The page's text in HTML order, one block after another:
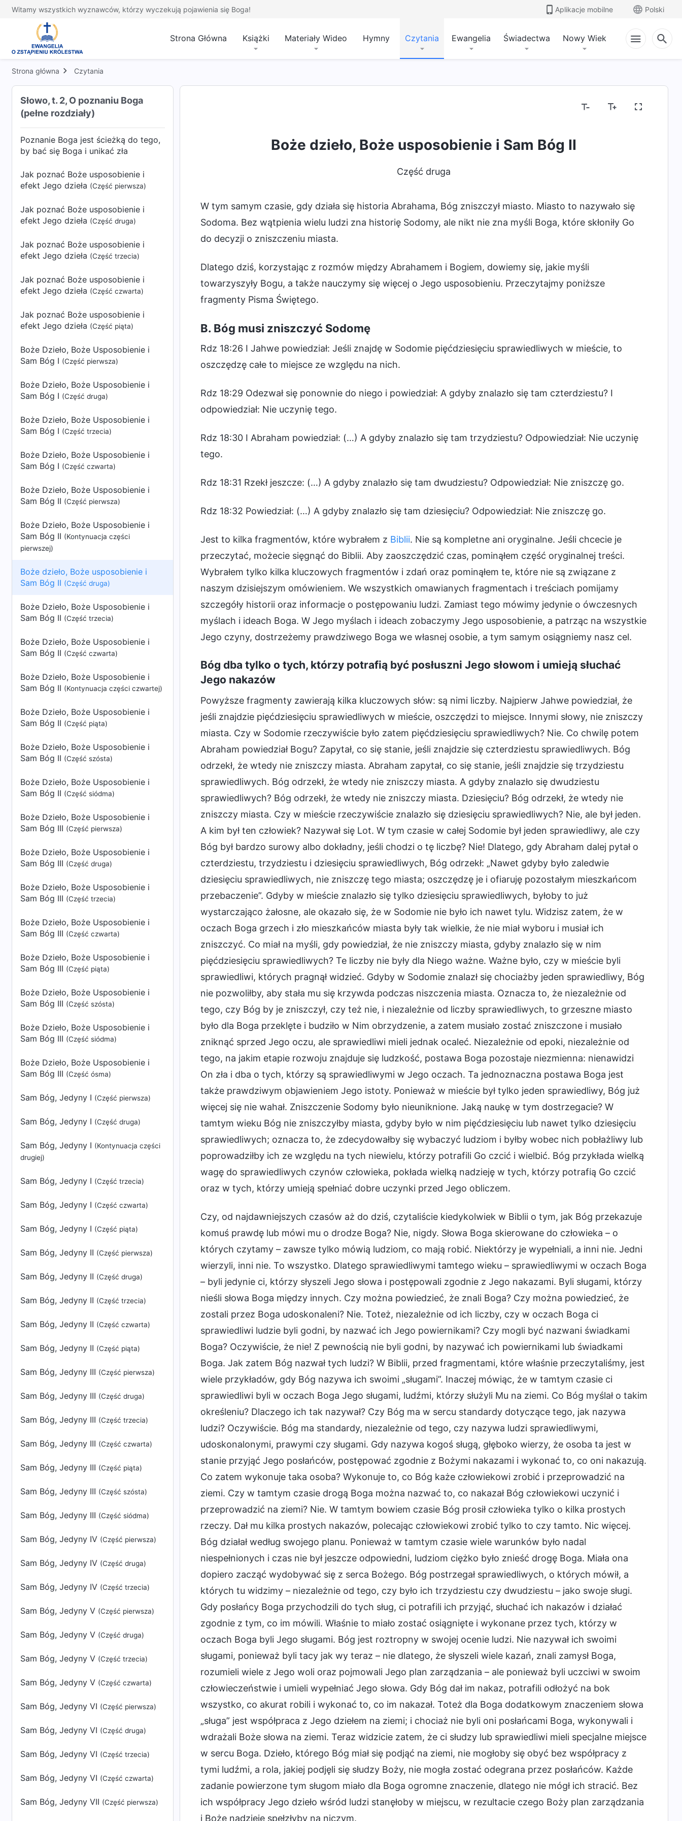
Witamy wszystkich wyznawców, którzy wyczekują pojawienia się Boga! Aplikacje mobilne Polski
Strona Główna Książki Materiały Wideo Hymny Czytania Ewangelia Świadectwa Nowy Wiek
Strona główna Czytania
Słowo, t. 2, O poznaniu Boga
(pełne rozdziały)
Poznanie Boga jest ścieżką do tego,
by bać się Boga i unikać zła
Jak poznać Boże usposobienie i
efekt Jego dzieła (Część pierwsza)
Jak poznać Boże usposobienie i
efekt Jego dzieła (Część druga)
Jak poznać Boże usposobienie i
efekt Jego dzieła (Część trzecia)
Jak poznać Boże usposobienie i
efekt Jego dzieła (Część czwarta)
Jak poznać Boże usposobienie i
efekt Jego dzieła (Część piąta)
Boże Dzieło, Boże Usposobienie i
Sam Bóg I (Część pierwsza)
Boże Dzieło, Boże Usposobienie i
Sam Bóg I (Część druga)
Boże Dzieło, Boże Usposobienie i
Sam Bóg I (Część trzecia)
Boże Dzieło, Boże Usposobienie i
Sam Bóg I (Część czwarta)
Boże Dzieło, Boże Usposobienie i
Sam Bóg II (Część pierwsza)
Boże Dzieło, Boże Usposobienie i
Sam Bóg II (Kontynuacja części
pierwszej)
Boże dzieło, Boże usposobienie i
Sam Bóg II (Część druga)
Boże Dzieło, Boże Usposobienie i
Sam Bóg II (Część trzecia)
Boże Dzieło, Boże Usposobienie i
Sam Bóg II (Część czwarta)
Boże Dzieło, Boże Usposobienie i
Sam Bóg II (Kontynuacja części czwartej)
Boże Dzieło, Boże Usposobienie i
Sam Bóg II (Część piąta)
Boże Dzieło, Boże Usposobienie i
Sam Bóg II (Część szósta)
Boże Dzieło, Boże Usposobienie i
Sam Bóg II (Część siódma)
Boże Dzieło, Boże Usposobienie i
Sam Bóg III (Część pierwsza)
Boże Dzieło, Boże Usposobienie i
Sam Bóg III (Część druga)
Boże Dzieło, Boże Usposobienie i
Sam Bóg III (Część trzecia)
Boże Dzieło, Boże Usposobienie i
Sam Bóg III (Część czwarta)
Boże Dzieło, Boże Usposobienie i
Sam Bóg III (Część piąta)
Boże Dzieło, Boże Usposobienie i
Sam Bóg III (Część szósta)
Boże Dzieło, Boże Usposobienie i
Sam Bóg III (Część siódma)
Boże Dzieło, Boże Usposobienie i
Sam Bóg III (Część ósma)
Sam Bóg, Jedyny I (Część pierwsza)
Sam Bóg, Jedyny I (Część druga)
Sam Bóg, Jedyny I (Kontynuacja części
drugiej)
Sam Bóg, Jedyny I (Część trzecia)
Sam Bóg, Jedyny I (Część czwarta)
Sam Bóg, Jedyny I (Część piąta)
Sam Bóg, Jedyny II (Część pierwsza)
Sam Bóg, Jedyny II (Część druga)
Sam Bóg, Jedyny II (Część trzecia)
Sam Bóg, Jedyny II (Część czwarta)
Sam Bóg, Jedyny II (Część piąta)
Sam Bóg, Jedyny III (Część pierwsza)
Sam Bóg, Jedyny III (Część druga)
Sam Bóg, Jedyny III (Część trzecia)
Sam Bóg, Jedyny III (Część czwarta)
Sam Bóg, Jedyny III (Część piąta)
Sam Bóg, Jedyny III (Część szósta)
Sam Bóg, Jedyny III (Część siódma)
Sam Bóg, Jedyny IV (Część pierwsza)
Sam Bóg, Jedyny IV (Część druga)
Sam Bóg, Jedyny IV (Część trzecia)
Sam Bóg, Jedyny V (Część pierwsza)
Sam Bóg, Jedyny V (Część druga)
Sam Bóg, Jedyny V (Część trzecia)
Sam Bóg, Jedyny V (Część czwarta)
Sam Bóg, Jedyny VI (Część pierwsza)
Sam Bóg, Jedyny VI (Część druga)
Sam Bóg, Jedyny VI (Część trzecia)
Sam Bóg, Jedyny VI (Część czwarta)
Sam Bóg, Jedyny VII (Część pierwsza)
Boże dzieło, Boże usposobienie i Sam Bóg II
Część druga
W tym samym czasie, gdy działa się historia Abrahama, Bóg zniszczył miasto. Miasto to nazywało się
Sodoma. Bez wątpienia wielu ludzi zna historię Sodomy, ale nikt nie zna myśli Boga, które skłoniły Go
do decyzji o zniszczeniu miasta.
Dlatego dziś, korzystając z rozmów między Abrahamem i Bogiem, dowiemy się, jakie myśli
towarzyszyły Bogu, a także nauczymy się więcej o Jego usposobieniu. Przeczytajmy poniższe
fragmenty Pisma Świętego.
B. Bóg musi zniszczyć Sodomę
Rdz 18:26 I Jahwe powiedział: Jeśli znajdę w Sodomie pięćdziesięciu sprawiedliwych w mieście, to
oszczędzę całe to miejsce ze względu na nich.
Rdz 18:29 Odezwał się ponownie do niego i powiedział: A gdyby znalazło się tam czterdziestu? I
odpowiedział: Nie uczynię tego.
Rdz 18:30 I Abraham powiedział: (…) A gdyby znalazło się tam trzydziestu? Odpowiedział: Nie uczynię
tego.
Rdz 18:31 Rzekł jeszcze: (…) A gdyby znalazło się tam dwudziestu? Odpowiedział: Nie zniszczę go.
Rdz 18:32 Powiedział: (…) A gdyby znalazło się tam dziesięciu? Odpowiedział: Nie zniszczę go.
Jest to kilka fragmentów, które wybrałem z Biblii. Nie są kompletne ani oryginalne. Jeśli chcecie je
przeczytać, możecie sięgnąć do Biblii. Aby zaoszczędzić czas, pominąłem część oryginalnej treści.
Wybrałem tylko kilka kluczowych fragmentów i zdań oraz pominąłem te, które nie są związane z
naszym dzisiejszym omówieniem. We wszystkich omawianych fragmentach i treściach pomijamy
szczegóły historii oraz informacje o postępowaniu ludzi. Zamiast tego mówimy jedynie o ówczesnych
myślach i ideach Boga. W Jego myślach i ideach zobaczymy Jego usposobienie, a patrząc na wszystkie
Jego czyny, dostrzeżemy prawdziwego Boga we własnej osobie, a tym samym osiągniemy nasz cel.
Bóg dba tylko o tych, którzy potrafią być posłuszni Jego słowom i umieją słuchać
Jego nakazów
Powyższe fragmenty zawierają kilka kluczowych słów: są nimi liczby. Najpierw Jahwe powiedział, że
jeśli znajdzie pięćdziesięciu sprawiedliwych w mieście, oszczędzi to miejsce. Innymi słowy, nie zniszczy
miasta. Czy w Sodomie rzeczywiście było zatem pięćdziesięciu sprawiedliwych? Nie. Co chwilę potem
Abraham powiedział Bogu? Zapytał, co się stanie, jeśli znajdzie się czterdziestu sprawiedliwych. Bóg
odrzekł, że wtedy nie zniszczy miasta. Abraham zapytał, co się stanie, jeśli znajdzie się trzydziestu
sprawiedliwych. Bóg odrzekł, że wtedy nie zniszczy miasta. A gdyby znalazło się dwudziestu
sprawiedliwych? Bóg odrzekł, że wtedy nie zniszczy miasta. Dziesięciu? Bóg odrzekł, że wtedy nie
zniszczy miasta. Czy w mieście rzeczywiście znalazło się dziesięciu sprawiedliwych? Nie, ale był jeden.
A kim był ten człowiek? Nazywał się Lot. W tym czasie w całej Sodomie był jeden sprawiedliwy, ale czy
Bóg był bardzo surowy albo dokładny, jeśli chodzi o tę liczbę? Nie! Dlatego, gdy Abraham dalej pytał o
czterdziestu, trzydziestu i dziesięciu sprawiedliwych, Bóg odrzekł: „Nawet gdyby było zaledwie
dziesięciu sprawiedliwych, nie zniszczę tego miasta; oszczędzę je i ofiaruję pozostałym mieszkańcom
przebaczenie”. Gdyby w mieście znalazło się tylko dziesięciu sprawiedliwych, byłoby to już
wystarczająco żałosne, ale okazało się, że w Sodomie nie było ich nawet tylu. Widzisz zatem, że w
oczach Boga grzech i zło mieszkańców miasta były tak wielkie, że nie miał wyboru i musiał ich
zniszczyć. Co miał na myśli, gdy powiedział, że nie zniszczy miasta, gdyby znalazło się w nim
pięćdziesięciu sprawiedliwych? Te liczby nie były dla Niego ważne. Ważne było, czy w mieście byli
sprawiedliwi, których pragnął widzieć. Gdyby w Sodomie znalazł się chociażby jeden sprawiedliwy, Bóg
nie pozwoliłby, aby stała mu się krzywda podczas niszczenia miasta. Oznacza to, że niezależnie od
tego, czy Bóg by je zniszczył, czy też nie, i niezależnie od liczby sprawiedliwych, to grzeszne miasto
było dla Boga przeklęte i budziło w Nim obrzydzenie, a zatem musiało zostać zniszczone i musiało
zniknąć sprzed Jego oczu, ale sprawiedliwi mieli jednak ocaleć. Niezależnie od epoki, niezależnie od
tego, na jakim etapie rozwoju znajduje się ludzkość, postawa Boga pozostaje niezmienna: nienawidzi
On zła i dba o tych, którzy są sprawiedliwymi w Jego oczach. Ta jednoznaczna postawa Boga jest
także prawdziwym objawieniem Jego istoty. Ponieważ w mieście był tylko jeden sprawiedliwy, Bóg już
więcej się nie wahał. Zniszczenie Sodomy było nieuniknione. Jaką naukę w tym dostrzegacie? W
tamtym wieku Bóg nie zniszczyłby miasta, gdyby było w nim pięćdziesięciu lub nawet tylko dziesięciu
sprawiedliwych; oznacza to, że zdecydowałby się wybaczyć ludziom i byłby wobec nich pobłażliwy lub
poprowadziłby ich ze względu na tych niewielu, którzy potrafili Go czcić i wielbić. Bóg przykłada wielką
wagę do sprawiedliwych czynów człowieka, pokłada wielką nadzieję w tych, którzy potrafią Go czcić
oraz w tych, którzy umieją spełniać dobre uczynki przed Jego obliczem.
Czy, od najdawniejszych czasów aż do dziś, czytaliście kiedykolwiek w Biblii o tym, jak Bóg przekazuje
komuś prawdę lub mówi mu o drodze Boga? Nie, nigdy. Słowa Boga skierowane do człowieka – o
których czytamy – zawsze tylko mówią ludziom, co mają robić. Niektórzy je wypełniali, a inni nie. Jedni
wierzyli, inni nie. To wszystko. Dlatego sprawiedliwymi tamtego wieku – sprawiedliwymi w oczach Boga
– byli jedynie ci, którzy słyszeli Jego słowa i postępowali zgodnie z Jego nakazami. Byli sługami, którzy
nieśli słowa Boga między innych. Czy można powiedzieć, że znali Boga? Czy można powiedzieć, że
zostali przez Boga udoskonaleni? Nie. Toteż, niezależnie od ich liczby, czy w oczach Boga ci
sprawiedliwi ludzie byli godni, by nazwać ich Jego powiernikami? Czy mogli być nazwani świadkami
Boga? Oczywiście, że nie! Z pewnością nie byli godni, by nazywać ich powiernikami lub świadkami
Boga. Jak zatem Bóg nazwał tych ludzi? W Biblii, przed fragmentami, które właśnie przeczytaliśmy, jest
wiele przykładów, gdy Bóg nazywa ich swoimi „sługami”. Inaczej mówiąc, że w tamtym czasie ci
sprawiedliwi byli w oczach Boga Jego sługami, ludźmi, którzy służyli Mu na ziemi. Co Bóg myślał o takim
określeniu? Dlaczego ich tak nazywał? Czy Bóg ma w sercu standardy dotyczące tego, jak nazywa
ludzi? Oczywiście. Bóg ma standardy, niezależnie od tego, czy nazywa ludzi sprawiedliwymi,
udoskonalonymi, prawymi czy sługami. Gdy nazywa kogoś sługą, głęboko wierzy, że osoba ta jest w
stanie przyjąć Jego posłańców, postępować zgodnie z Bożymi nakazami i wykonać to, co oni nakazują.
Co zatem wykonuje taka osoba? Wykonuje to, co Bóg każe człowiekowi zrobić i przeprowadzić na
ziemi. Czy w tamtym czasie drogą Boga można nazwać to, co nakazał Bóg człowiekowi uczynić i
przeprowadzić na ziemi? Nie. W tamtym bowiem czasie Bóg prosił człowieka tylko o kilka prostych
rzeczy. Dał mu kilka prostych nakazów, polecając człowiekowi zrobić tylko to czy tamto. Nic więcej.
Bóg działał według swojego planu. Ponieważ w tamtym czasie wiele warunków było nadal
niespełnionych i czas nie był jeszcze odpowiedni, ludziom ciężko było znieść drogę Boga. Miała ona
dopiero zacząć wydobywać się z serca Bożego. Bóg postrzegał sprawiedliwych, o których mówił, a
których tu widzimy – niezależnie od tego, czy było ich trzydziestu czy dwudziestu – jako swoje sługi.
Gdy posłańcy Boga przychodzili do tych sług, ci potrafili ich przyjąć, słuchać ich nakazów i działać
zgodnie z tym, co im mówili. Właśnie to miało zostać osiągnięte i wykonane przez tych, którzy w
oczach Boga byli Jego sługami. Bóg jest roztropny w swojej ocenie ludzi. Nie nazywał ich swoimi
sługami, ponieważ byli tacy jak wy teraz – nie dlatego, że słyszeli wiele kazań, znali zamysł Boga,
rozumieli wiele z Jego woli oraz pojmowali Jego plan zarządzania – ale ponieważ byli uczciwi w swoim
człowieczeństwie i umieli wypełniać Jego słowa. Gdy Bóg dał im nakaz, potrafili odłożyć na bok
wszystko, co akurat robili i wykonać to, co im nakazał. Toteż dla Boga dodatkowym znaczeniem słowa
„sługa” jest współpraca z Jego dziełem na ziemi; i chociaż nie byli oni posłańcami Boga, wykonywali i
wdrażali Boże słowa na ziemi. Teraz widzicie zatem, że ci słudzy lub sprawiedliwi mieli specjalne miejsce
w sercu Boga. Dzieło, którego Bóg miał się podjąć na ziemi, nie mogłoby się obyć bez współpracy z
tymi ludźmi, a rola, jakiej podjęli się słudzy Boży, nie mogła zostać odegrana przez posłańców. Każde
zadanie powierzone tym sługom miało dla Boga ogromne znaczenie, dlatego nie mógł ich stracić. Bez
ich współpracy Jego dzieło wśród ludzi stanęłoby w miejscu, w rezultacie czego Boży plan zarządzania
i Boże nadzieje spełzłyby na niczym.